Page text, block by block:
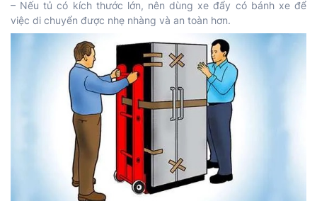
– Nếu tủ có kích thước lớn, nên dùng xe đẩy có bánh xe để
việc di chuyển được nhẹ nhàng và an toàn hơn.